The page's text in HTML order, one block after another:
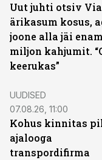
Uut juhti otsiv
ärikasum kosus,
joone alla jäi
miljon kahjumit.
keerukas”
UUDISED
07.08.26, 11:00
Kohus kinnitas
ajalooga
transpordifirma